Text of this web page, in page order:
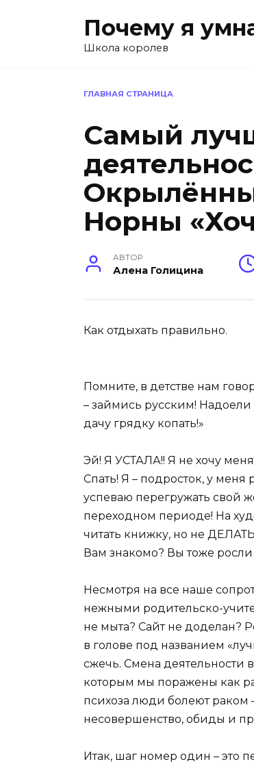
Почему я
Школа королев
ГЛАВНАЯ СТРАНИЦА
Самый
Норны
АВТОР
Алена Голицина
Как отдыхать правильно.
Помните, в детстве нам
– займись русским! Надоели
дачу грядку копать!»
Эй! Я УСТАЛА!! Я не хочу
Спать! Я – подросток, у
успеваю перегружать свой
переходном периоде! На
читать книжку, но не
Вам знакомо? Вы тоже
Несмотря на все наше
нежными родительско-
не мыта? Сайт не доделан?
в голове под названием
сжечь. Смена деятельности
которым мы поражены как
психоза люди болеют раком
несовершенство, обиды и
Итак, шаг номер один – это